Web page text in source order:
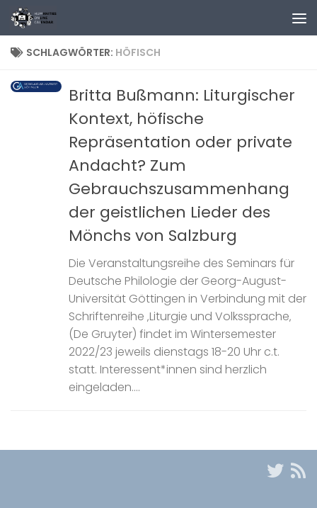
Zum Inhalt springen
SCHLAGWÖRTER: HÖFISCH
Britta Bußmann: Liturgischer
Kontext, höfische
Repräsentation oder private
Andacht? Zum
Gebrauchszusammenhang
der geistlichen Lieder des
Mönchs von Salzburg
Die Veranstaltungsreihe des Seminars für
Deutsche Philologie der Georg-August-
Universität Göttingen in Verbindung mit der
Schriftenreihe ‚Liturgie und Volkssprache‚
(De Gruyter) findet im Wintersemester
2022/23 jeweils dienstags 18-20 Uhr c.t.
statt. Interessent*innen sind herzlich
eingeladen....